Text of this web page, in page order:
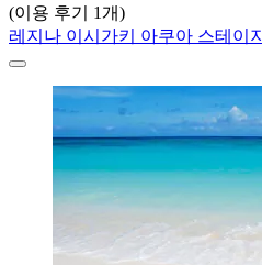
(이용 후기 1개)
레지나 이시가키 아쿠아 스테이지